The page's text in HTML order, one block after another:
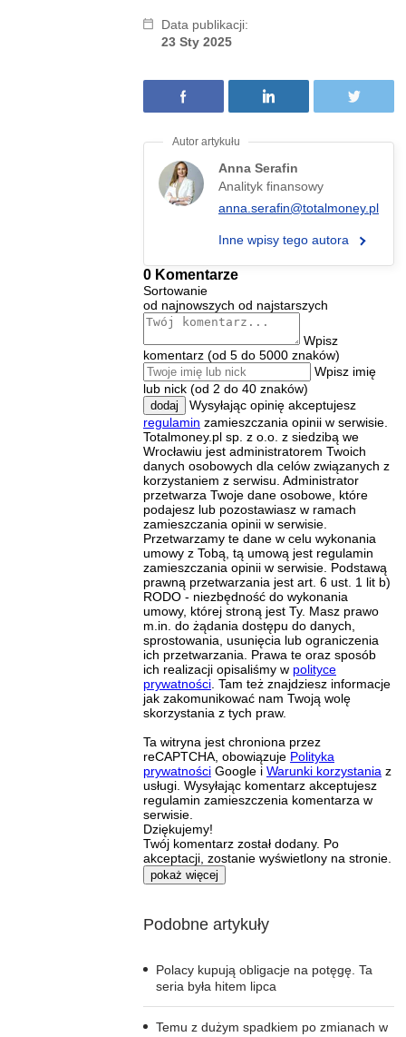
Data publikacji:
23 Sty 2025
Anna Serafin
Analityk finansowy
anna.serafin@totalmoney.pl
Inne wpisy tego autora
0 Komentarze
Sortowanie
od najnowszych od najstarszych
Wpisz
komentarz (od 5 do 5000 znaków)
Wpisz imię
lub nick (od 2 do 40 znaków)
dodaj
Wysyłając opinię akceptujesz
regulamin zamieszczania opinii w serwisie.
Totalmoney.pl sp. z o.o. z siedzibą we
Wrocławiu jest administratorem Twoich
danych osobowych dla celów związanych z
korzystaniem z serwisu. Administrator
przetwarza Twoje dane osobowe, które
podajesz lub pozostawiasz w ramach
zamieszczania opinii w serwisie.
Przetwarzamy te dane w celu wykonania
umowy z Tobą, tą umową jest regulamin
zamieszczania opinii w serwisie. Podstawą
prawną przetwarzania jest art. 6 ust. 1 lit b)
RODO - niezbędność do wykonania
umowy, której stroną jest Ty. Masz prawo
m.in. do żądania dostępu do danych,
sprostowania, usunięcia lub ograniczenia
ich przetwarzania. Prawa te oraz sposób
ich realizacji opisaliśmy w polityce
prywatności . Tam też znajdziesz informacje
jak zakomunikować nam Twoją wolę
skorzystania z tych praw.
Ta witryna jest chroniona przez
reCAPTCHA, obowiązuje Polityka
prywatności Google i Warunki korzystania z
usługi. Wysyłając komentarz akceptujesz
regulamin zamieszczenia komentarza w
serwisie.
Dziękujemy!
Twój komentarz został dodany. Po
akceptacji, zostanie wyświetlony na stronie.
pokaż więcej
Podobne artykuły
Polacy kupują obligacje na potęgę. Ta
seria była hitem lipca
Temu z dużym spadkiem po zmianach w